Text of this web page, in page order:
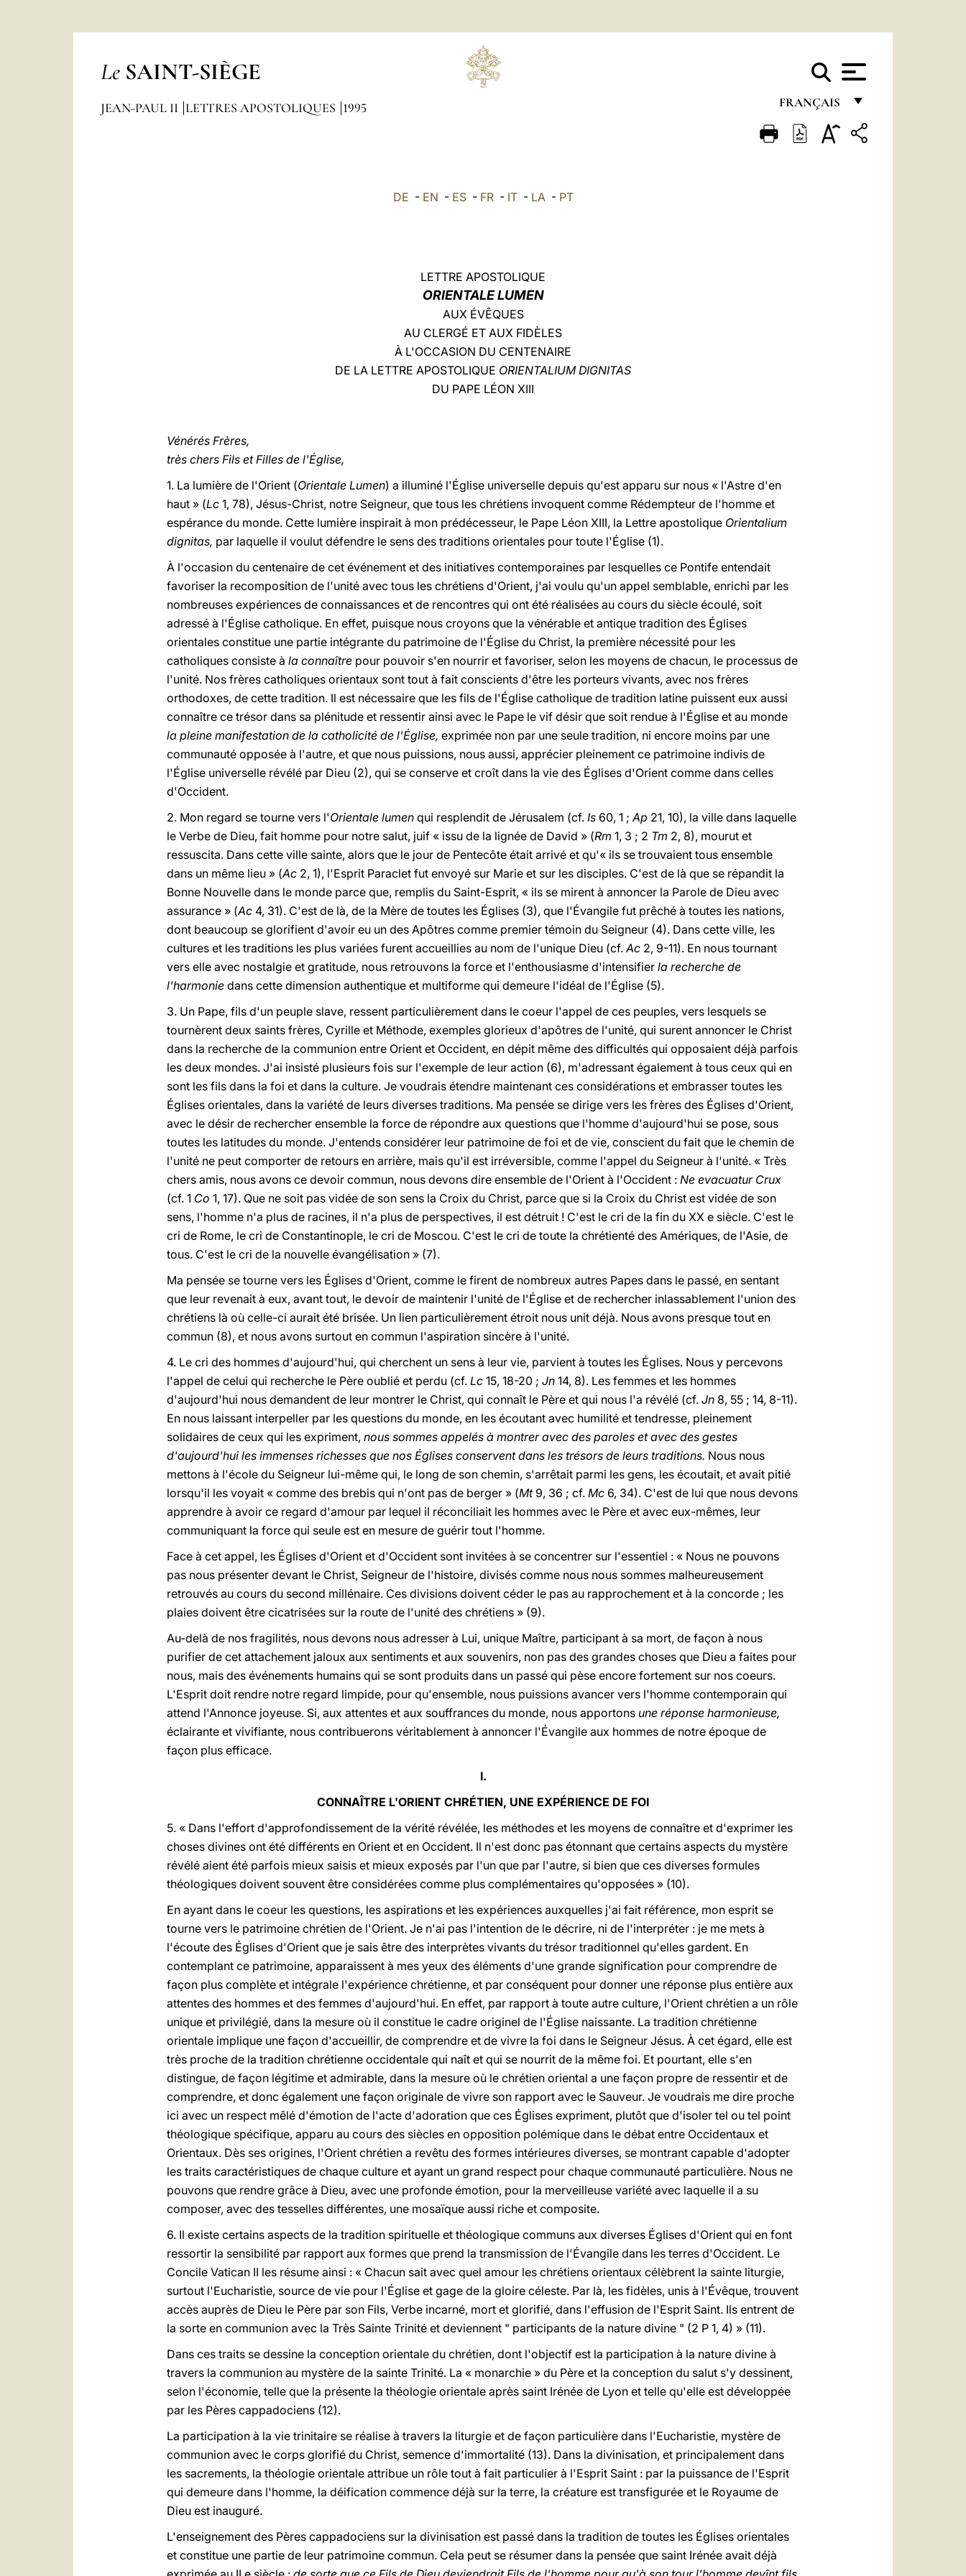
Le SAINT-SIÈGE
FRANÇAIS
FRANÇAIS
JEAN-PAUL II LETTRES APOSTOLIQUES 1995
DE - EN - ES- FR- IT- LA- PT
LETTRE APOSTOLIQUE
ORIENTALE LUMEN
AUX ÉVÊQUES
AU CLERGÉ ET AUX FIDÈLES
À L'OCCASION DU CENTENAIRE
DE LA LETTRE APOSTOLIQUE ORIENTALIUM DIGNITAS
DU PAPE LÉON XIII
Vénérés Frères,
très chers Fils et Filles de l'Église,
1. La lumière de l'Orient (Orientale Lumen) a illuminé l'Église universelle depuis qu'est apparu sur nous « l'Astre d'en
haut » (Lc 1, 78), Jésus-Christ, notre Seigneur, que tous les chrétiens invoquent comme Rédempteur de l'homme et
espérance du monde. Cette lumière inspirait à mon prédécesseur, le Pape Léon XIII, la Lettre apostolique Orientalium
dignitas, par laquelle il voulut défendre le sens des traditions orientales pour toute l'Église (1).
À l'occasion du centenaire de cet événement et des initiatives contemporaines par lesquelles ce Pontife entendait
favoriser la recomposition de l'unité avec tous les chrétiens d'Orient, j'ai voulu qu'un appel semblable, enrichi par les
nombreuses expériences de connaissances et de rencontres qui ont été réalisées au cours du siècle écoulé, soit
adressé à l'Église catholique. En effet, puisque nous croyons que la vénérable et antique tradition des Églises
orientales constitue une partie intégrante du patrimoine de l'Église du Christ, la première nécessité pour les
catholiques consiste à la connaître pour pouvoir s'en nourrir et favoriser, selon les moyens de chacun, le processus de
l'unité. Nos frères catholiques orientaux sont tout à fait conscients d'être les porteurs vivants, avec nos frères
orthodoxes, de cette tradition. Il est nécessaire que les fils de l'Église catholique de tradition latine puissent eux aussi
connaître ce trésor dans sa plénitude et ressentir ainsi avec le Pape le vif désir que soit rendue à l'Église et au monde
la pleine manifestation de la catholicité de l'Église, exprimée non par une seule tradition, ni encore moins par une
communauté opposée à l'autre, et que nous puissions, nous aussi, apprécier pleinement ce patrimoine indivis de
l'Église universelle révélé par Dieu (2), qui se conserve et croît dans la vie des Églises d'Orient comme dans celles
d'Occident.
2. Mon regard se tourne vers l'Orientale lumen qui resplendit de Jérusalem (cf. Is 60, 1 ;Ap 21, 10), la ville dans laquelle
le Verbe de Dieu, fait homme pour notre salut, juif « issu de la lignée de David » (Rm 1, 3 ; 2 Tm 2, 8), mourut et
ressuscita. Dans cette ville sainte, alors que le jour de Pentecôte était arrivé et qu'« ils se trouvaient tous ensemble
dans un même lieu » (Ac 2, 1), l'Esprit Paraclet fut envoyé sur Marie et sur les disciples. C'est de là que se répandit la
Bonne Nouvelle dans le monde parce que, remplis du Saint-Esprit, « ils se mirent à annoncer la Parole de Dieu avec
assurance » (Ac 4, 31). C'est de là, de la Mère de toutes les Églises (3), que l'Évangile fut prêché à toutes les nations,
dont beaucoup se glorifient d'avoir eu un des Apôtres comme premier témoin du Seigneur (4). Dans cette ville, les
cultures et les traditions les plus variées furent accueillies au nom de l'unique Dieu (cf.Ac 2, 9-11). En nous tournant
vers elle avec nostalgie et gratitude, nous retrouvons la force et l'enthousiasme d'intensifier la recherche de
l'harmonie dans cette dimension authentique et multiforme qui demeure l'idéal de l'Église (5).
3. Un Pape, fils d'un peuple slave, ressent particulièrement dans le coeur l'appel de ces peuples, vers lesquels se
tournèrent deux saints frères, Cyrille et Méthode, exemples glorieux d'apôtres de l'unité, qui surent annoncer le Christ
dans la recherche de la communion entre Orient et Occident, en dépit même des difficultés qui opposaient déjà parfois
les deux mondes. J'ai insisté plusieurs fois sur l'exemple de leur action (6), m'adressant également à tous ceux qui en
sont les fils dans la foi et dans la culture. Je voudrais étendre maintenant ces considérations et embrasser toutes les
Églises orientales, dans la variété de leurs diverses traditions. Ma pensée se dirige vers les frères des Églises d'Orient,
avec le désir de rechercher ensemble la force de répondre aux questions que l'homme d'aujourd'hui se pose, sous
toutes les latitudes du monde. J'entends considérer leur patrimoine de foi et de vie, conscient du fait que le chemin de
l'unité ne peut comporter de retours en arrière, mais qu'il est irréversible, comme l'appel du Seigneur à l'unité. « Très
chers amis, nous avons ce devoir commun, nous devons dire ensemble de l'Orient à l'Occident : Ne evacuatur Crux
(cf. 1 Co 1, 17). Que ne soit pas vidée de son sens la Croix du Christ, parce que si la Croix du Christ est vidée de son
sens, l'homme n'a plus de racines, il n'a plus de perspectives, il est détruit ! C'est le cri de la fin du XX e siècle. C'est le
cri de Rome, le cri de Constantinople, le cri de Moscou. C'est le cri de toute la chrétienté des Amériques, de l'Asie, de
tous. C'est le cri de la nouvelle évangélisation » (7).
Ma pensée se tourne vers les Églises d'Orient, comme le firent de nombreux autres Papes dans le passé, en sentant
que leur revenait à eux, avant tout, le devoir de maintenir l'unité de l'Église et de rechercher inlassablement l'union des
chrétiens là où celle-ci aurait été brisée. Un lien particulièrement étroit nous unit déjà. Nous avons presque tout en
commun (8), et nous avons surtout en commun l'aspiration sincère à l'unité.
4. Le cri des hommes d'aujourd'hui, qui cherchent un sens à leur vie, parvient à toutes les Églises. Nous y percevons
l'appel de celui qui recherche le Père oublié et perdu (cf. Lc 15, 18-20 ; Jn 14, 8). Les femmes et les hommes
d'aujourd'hui nous demandent de leur montrer le Christ, qui connaît le Père et qui nous l'a révélé (cf. Jn 8, 55 ; 14, 8-11).
En nous laissant interpeller par les questions du monde, en les écoutant avec humilité et tendresse, pleinement
solidaires de ceux qui les expriment, nous sommes appelés à montrer avec des paroles et avec des gestes
d'aujourd'hui les immenses richesses que nos Églises conservent dans les trésors de leurs traditions. Nous nous
mettons à l'école du Seigneur lui-même qui, le long de son chemin, s'arrêtait parmi les gens, les écoutait, et avait pitié
lorsqu'il les voyait « comme des brebis qui n'ont pas de berger » (Mt9, 36 ; cf. Mc 6, 34). C'est de lui que nous devons
apprendre à avoir ce regard d'amour par lequel il réconciliait les hommes avec le Père et avec eux-mêmes, leur
communiquant la force qui seule est en mesure de guérir tout l'homme.
Face à cet appel, les Églises d'Orient et d'Occident sont invitées à se concentrer sur l'essentiel : « Nous ne pouvons
pas nous présenter devant le Christ, Seigneur de l'histoire, divisés comme nous nous sommes malheureusement
retrouvés au cours du second millénaire. Ces divisions doivent céder le pas au rapprochement et à la concorde ; les
plaies doivent être cicatrisées sur la route de l'unité des chrétiens » (9).
Au-delà de nos fragilités, nous devons nous adresser à Lui, unique Maître, participant à sa mort, de façon à nous
purifier de cet attachement jaloux aux sentiments et aux souvenirs, non pas des grandes choses que Dieu a faites pour
nous, mais des événements humains qui se sont produits dans un passé qui pèse encore fortement sur nos coeurs.
L'Esprit doit rendre notre regard limpide, pour qu'ensemble, nous puissions avancer vers l'homme contemporain qui
attend l'Annonce joyeuse. Si, aux attentes et aux souffrances du monde, nous apportons une réponse harmonieuse,
éclairante et vivifiante, nous contribuerons véritablement à annoncer l'Évangile aux hommes de notre époque de
façon plus efficace.
I.
CONNAÎTRE L'ORIENT CHRÉTIEN, UNE EXPÉRIENCE DE FOI
5. « Dans l'effort d'approfondissement de la vérité révélée, les méthodes et les moyens de connaître et d'exprimer les
choses divines ont été différents en Orient et en Occident. Il n'est donc pas étonnant que certains aspects du mystère
révélé aient été parfois mieux saisis et mieux exposés par l'un que par l'autre, si bien que ces diverses formules
théologiques doivent souvent être considérées comme plus complémentaires qu'opposées » (10).
En ayant dans le coeur les questions, les aspirations et les expériences auxquelles j'ai fait référence, mon esprit se
tourne vers le patrimoine chrétien de l'Orient. Je n'ai pas l'intention de le décrire, ni de l'interpréter : je me mets à
l'écoute des Églises d'Orient que je sais être des interprètes vivants du trésor traditionnel qu'elles gardent. En
contemplant ce patrimoine, apparaissent à mes yeux des éléments d'une grande signification pour comprendre de
façon plus complète et intégrale l'expérience chrétienne, et par conséquent pour donner une réponse plus entière aux
attentes des hommes et des femmes d'aujourd'hui. En effet, par rapport à toute autre culture, l'Orient chrétien a un rôle
unique et privilégié, dans la mesure où il constitue le cadre originel de l'Église naissante. La tradition chrétienne
orientale implique une façon d'accueillir, de comprendre et de vivre la foi dans le Seigneur Jésus. À cet égard, elle est
très proche de la tradition chrétienne occidentale qui naît et qui se nourrit de la même foi. Et pourtant, elle s'en
distingue, de façon légitime et admirable, dans la mesure où le chrétien oriental a une façon propre de ressentir et de
comprendre, et donc également une façon originale de vivre son rapport avec le Sauveur. Je voudrais me dire proche
ici avec un respect mêlé d'émotion de l'acte d'adoration que ces Églises expriment, plutôt que d'isoler tel ou tel point
théologique spécifique, apparu au cours des siècles en opposition polémique dans le débat entre Occidentaux et
Orientaux. Dès ses origines, l'Orient chrétien a revêtu des formes intérieures diverses, se montrant capable d'adopter
les traits caractéristiques de chaque culture et ayant un grand respect pour chaque communauté particulière. Nous ne
pouvons que rendre grâce à Dieu, avec une profonde émotion, pour la merveilleuse variété avec laquelle il a su
composer, avec des tesselles différentes, une mosaïque aussi riche et composite.
6. Il existe certains aspects de la tradition spirituelle et théologique communs aux diverses Églises d'Orient qui en font
ressortir la sensibilité par rapport aux formes que prend la transmission de l'Évangile dans les terres d'Occident. Le
Concile Vatican II les résume ainsi : « Chacun sait avec quel amour les chrétiens orientaux célèbrent la sainte liturgie,
surtout l'Eucharistie, source de vie pour l'Église et gage de la gloire céleste. Par là, les fidèles, unis à l'Évêque, trouvent
accès auprès de Dieu le Père par son Fils, Verbe incarné, mort et glorifié, dans l'effusion de l'Esprit Saint. Ils entrent de
la sorte en communion avec la Très Sainte Trinité et deviennent " participants de la nature divine " (2 P 1, 4) » (11).
Dans ces traits se dessine la conception orientale du chrétien, dont l'objectif est la participation à la nature divine à
travers la communion au mystère de la sainte Trinité. La « monarchie » du Père et la conception du salut s'y dessinent,
selon l'économie, telle que la présente la théologie orientale après saint Irénée de Lyon et telle qu'elle est développée
par les Pères cappadociens (12).
La participation à la vie trinitaire se réalise à travers la liturgie et de façon particulière dans l'Eucharistie, mystère de
communion avec le corps glorifié du Christ, semence d'immortalité (13). Dans la divinisation, et principalement dans
les sacrements, la théologie orientale attribue un rôle tout à fait particulier à l'Esprit Saint : par la puissance de l'Esprit
qui demeure dans l'homme, la déification commence déjà sur la terre, la créature est transfigurée et le Royaume de
Dieu est inauguré.
L'enseignement des Pères cappadociens sur la divinisation est passé dans la tradition de toutes les Églises orientales
et constitue une partie de leur patrimoine commun. Cela peut se résumer dans la pensée que saint Irénée avait déjà